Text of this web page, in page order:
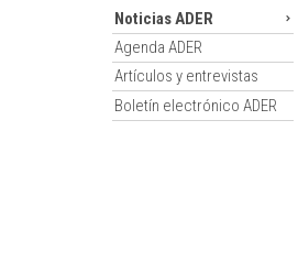
Noticias ADER
Agenda ADER
Artículos y entrevistas
Boletín electrónico ADER